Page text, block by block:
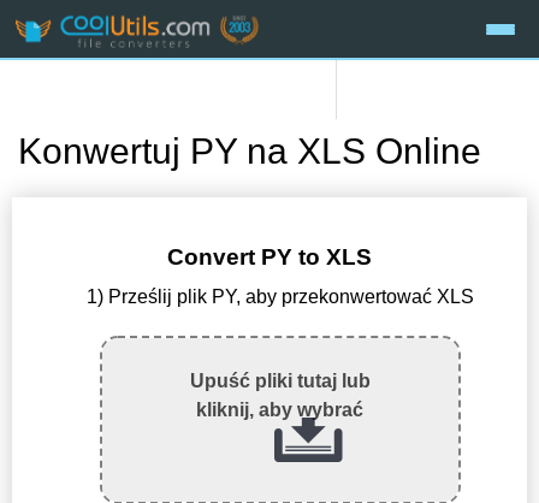
Konwertuj PY na XLS Online
Convert PY to XLS
1) Prześlij plik PY, aby przekonwertować XLS
Upuść pliki tutaj lub
kliknij, aby wybrać